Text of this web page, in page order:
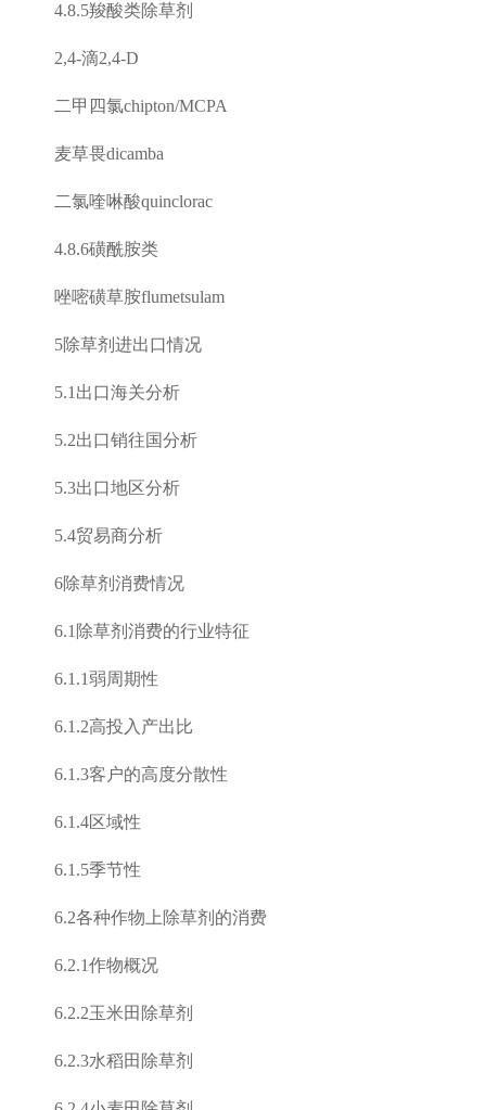
4.8.5羧酸类除草剂
2,4-滴2,4-D
二甲四氯chipton/MCPA
麦草畏dicamba
二氯喹啉酸quinclorac
4.8.6磺酰胺类
唑嘧磺草胺flumetsulam
5除草剂进出口情况
5.1 出口海关分析
5.2出口销往国分析
5.3出口地区分析
5.4贸易商分析
6除草剂消费情况
6.1 除草剂消费的行业特征
6.1.1弱周期性
6.1.2高投入产出比
6.1.3客户的高度分散性
6.1.4区域性
6.1.5季节性
6.2各种作物上除草剂的消费
6.2.1作物概况
6.2.2玉米田除草剂
6.2.3水稻田除草剂